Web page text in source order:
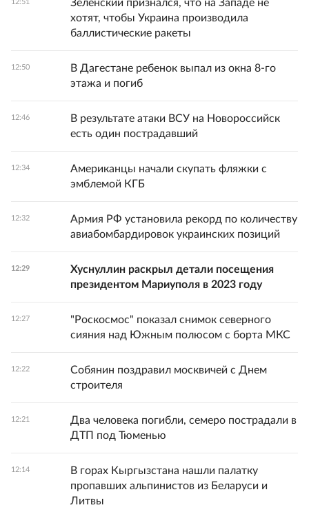
12:51
Зеленский признался, что на Западе не
хотят, чтобы Украина производила
баллистические ракеты
12:50
В Дагестане ребенок выпал из окна 8-го
этажа и погиб
12:46
В результате атаки ВСУ на Новороссийск
есть один пострадавший
12:34
Американцы начали скупать фляжки с
эмблемой КГБ
12:32
Армия РФ установила рекорд по количеству
авиабомбардировок украинских позиций
12:29
Хуснуллин раскрыл детали посещения
президентом Мариуполя в 2023 году
12:27
"Роскосмос" показал снимок северного
сияния над Южным полюсом с борта МКС
12:22
Собянин поздравил москвичей с Днем
строителя
12:21
Два человека погибли, семеро пострадали в
ДТП под Тюменью
12:14
В горах Кыргызстана нашли палатку
пропавших альпинистов из Беларуси и
Литвы